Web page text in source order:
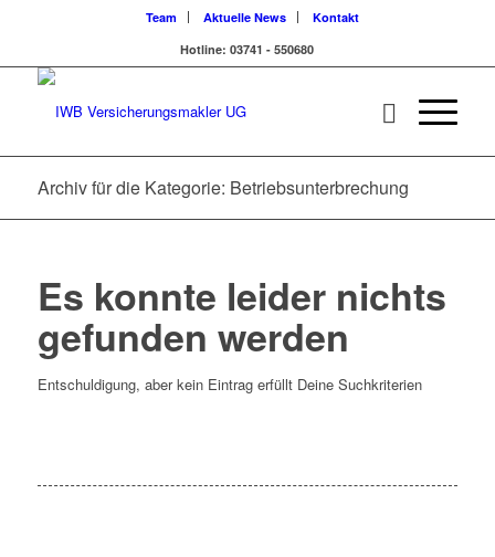
Team Aktuelle News
Kontakt
Hotline: 03741 - 550680
Archiv für die Kategorie: Betriebsunterbrechung
Es konnte leider nichts
gefunden werden
Entschuldigung, aber kein Eintrag erfüllt Deine Suchkriterien